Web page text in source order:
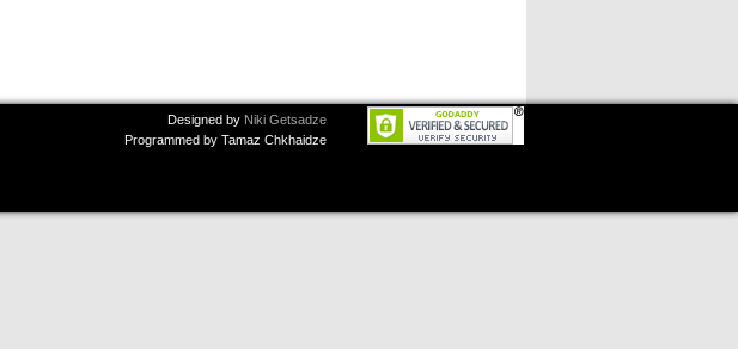
Designed by Niki Getsadze
Programmed by Tamaz Chkhaidze